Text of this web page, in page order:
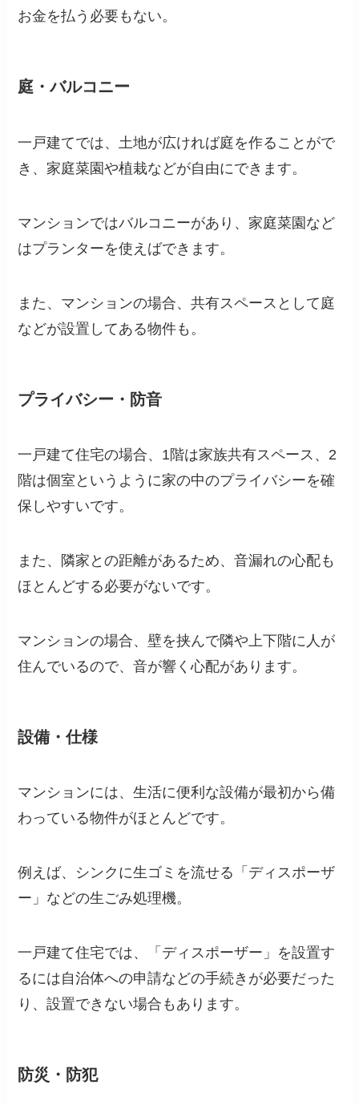
お金を払う必要もない。
庭・バルコニー
一戸建てでは、土地が広ければ庭を作ることがで
き、家庭菜園や植栽などが自由にできます。
マンションではバルコニーがあり、家庭菜園など
はプランターを使えばできます。
また、マンションの場合、共有スペースとして庭
などが設置してある物件も。
プライバシー・防音
一戸建て住宅の場合、1階は家族共有スペース、2
階は個室というように家の中のプライバシーを確
保しやすいです。
また、隣家との距離があるため、音漏れの心配も
ほとんどする必要がないです。
マンションの場合、壁を挟んで隣や上下階に人が
住んでいるので、音が響く心配があります。
設備・仕様
マンションには、生活に便利な設備が最初から備
わっている物件がほとんどです。
例えば、シンクに生ゴミを流せる「ディスポーザ
ー」などの生ごみ処理機。
一戸建て住宅では、「ディスポーザー」を設置す
るには自治体への申請などの手続きが必要だった
り、設置できない場合もあります。
防災・防犯